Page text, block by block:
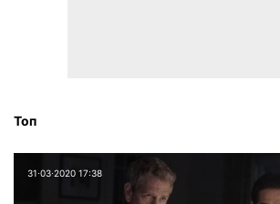
Топ
31⋅03⋅2020 17:38